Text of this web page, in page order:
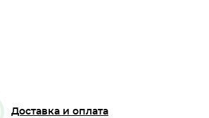
Доставка и оплата